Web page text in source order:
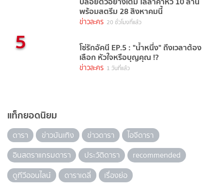
พร้อมสตรีม 28 สิงหาคมนี้
ข่าวละคร 20 ชั่วโมงที่แล้ว
5 โซ่รักอัคนี EP.5 : "น้ำหนึ่ง" ถึงเวลาต้อง
เลือก หัวใจหรือบุญคุณ !?
ข่าวละคร 1 วันที่แล้ว
แท็กยอดนิยม
ดารา ข่าวบันเทิง ข่าวดารา
ไอจีดารา
อินสตราแกรมดารา
ประวัติดารา
recommended
ดูทีวีออนไลน์
ดาราเดลี่ เรื่องย่อ